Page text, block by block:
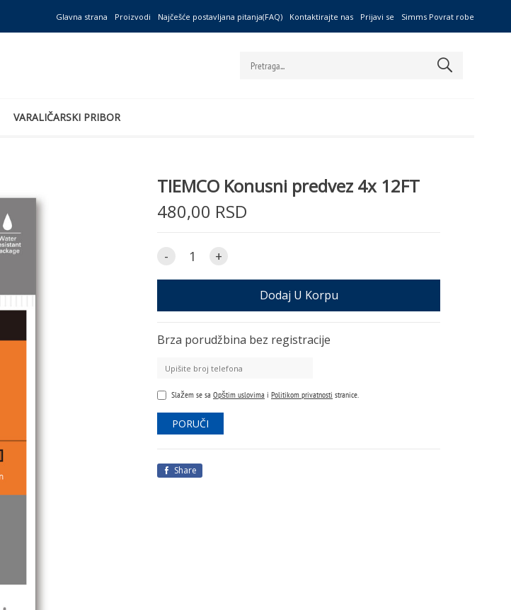
Glavna strana Proizvodi Najčešće postavljana pitanja(FAQ) Kontaktirajte nas Prijavi se Simms Povrat robe
VARALIČARSKI PRIBOR
TIEMCO Konusni predvez 4x 12FT
480,00 RSD
- +
Dodaj U Korpu
Brza porudžbina bez registracije
Slažem se sa Opštim uslovima i Politikom privatnosti stranice.
Share